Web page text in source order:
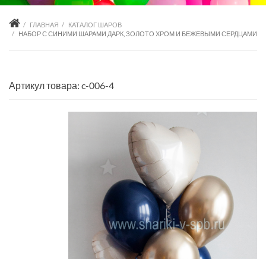
ГЛАВНАЯ
КАТАЛОГ ШАРОВ
НАБОР С СИНИМИ ШАРАМИ ДАРК, ЗОЛОТО ХРОМ И БЕЖЕВЫМИ СЕРДЦАМИ
Артикул товара: c-006-4